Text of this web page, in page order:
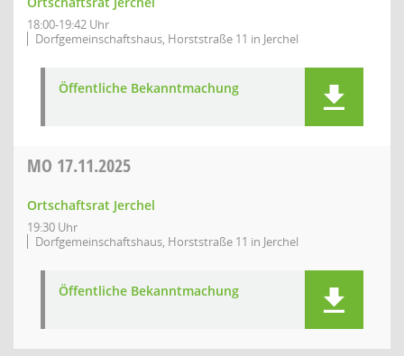
18:00-19:42 Uhr
Dorfgemeinschaftshaus, Horststraße 11 in Jerchel
Öffentliche Bekanntmachung
MO 17.11.2025
Ortschaftsrat Jerchel
19:30 Uhr
Dorfgemeinschaftshaus, Horststraße 11 in Jerchel
Öffentliche Bekanntmachung